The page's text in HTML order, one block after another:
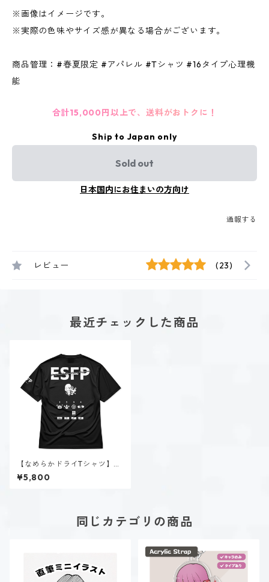
※画像はイメージです。
※実際の色味やサイズ感が異なる場合がございます。
商品管理：#春夏限定 #アパレル #Tシャツ #16タイプ心理機
能
合計15,000円以上で、送料がおトクに！
Ship to Japan only
Sold out
日本国内にお住まいの方向け
通報する
レビュー (23)
最近チェックした商品
【なめらかドライTシャツ】春
風 陽菜（ESFP）｜ブラック
¥5,800
同じカテゴリの商品